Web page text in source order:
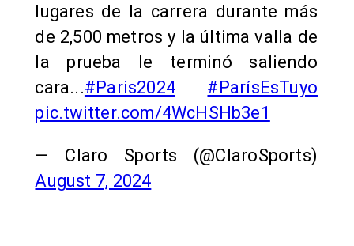
lugares de la carrera durante más
de 2,500 metros y la última valla de
la prueba le terminó saliendo
cara...#Paris2024
#ParísEsTuyo
pic.twitter.com/4WcHSHb3e1
— Claro Sports (@ClaroSports)
August 7, 2024